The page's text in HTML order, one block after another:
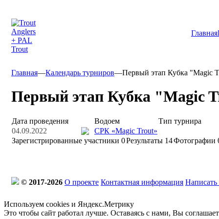
Главная
Главная—Календарь турниров—Первый этап Кубка "Magic
Первый этап Кубка "Magic
Дата проведения Водоем
Тип турнира
04.09.2022
СРК «Magic Trout»
Зарегистрированные участники 0Результаты 14Фотографии
© 2017-2026 О проекте Контактная информация
Используем cookies и Яндекс.Метрику
Это чтобы сайт работал лучше. Оставаясь с нами, Вы